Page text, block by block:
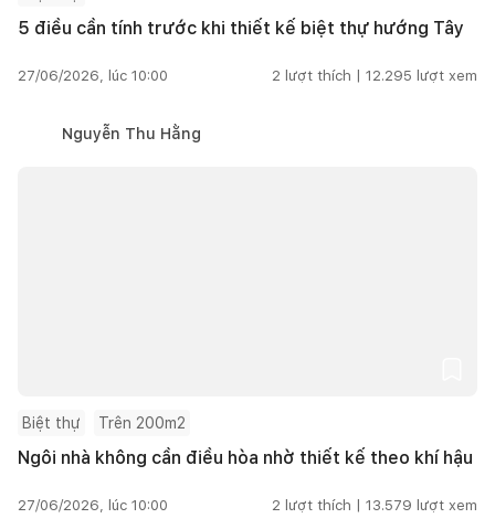
5 điều cần tính trước khi thiết kế biệt thự hướng Tây
27/06/2026, lúc 10:00 2 lượt thích | 12.295 lượt xem
Nguyễn Thu Hằng
Biệt thự Trên 200m2
Ngôi nhà không cần điều hòa nhờ thiết kế theo khí hậu
27/06/2026, lúc 10:00 2 lượt thích | 13.579 lượt xem